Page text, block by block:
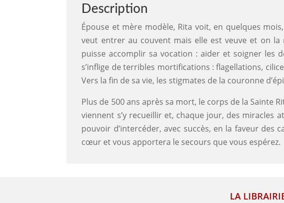
Description
Épouse et mère modèle, Rita voit, en quelques
veut entrer au couvent mais elle est veuve et on la
puisse accomplir sa vocation : aider et soigner les
s’inflige de terribles mortifications : flagellations,
Vers la fin de sa vie, les stigmates de la couronne
Plus de 500 ans après sa mort, le corps de la Sainte
viennent s’y recueillir et, chaque jour, des miracles
pouvoir d’intercéder, avec succès, en la faveur des
cœur et vous apportera le secours que vous espérez.
LA